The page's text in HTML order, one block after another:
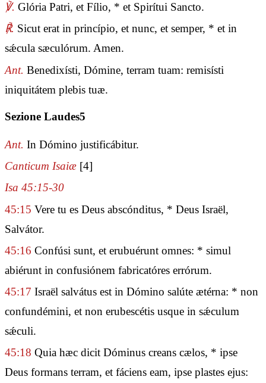
℣. Glória Patri, et Fílio, * et Spirítui Sancto.
℟. Sicut erat in princípio, et nunc, et semper, * et in
sǽcula sæculórum. Amen.
Ant. Benedixísti, Dómine, terram tuam: remisísti
iniquitátem plebis tuæ.
Sezione Laudes5
Ant. In Dómino justificábitur.
Canticum Isaiæ [4]
Isa 45:15-30
45:15 Vere tu es Deus abscónditus, * Deus Israël,
Salvátor.
45:16 Confúsi sunt, et erubuérunt omnes: * simul
abiérunt in confusiónem fabricatóres errórum.
45:17 Israël salvátus est in Dómino salúte ætérna: * non
confundémini, et non erubescétis usque in sǽculum
sǽculi.
45:18 Quia hæc dicit Dóminus creans cælos, * ipse
Deus formans terram, et fáciens eam, ipse plastes ejus: